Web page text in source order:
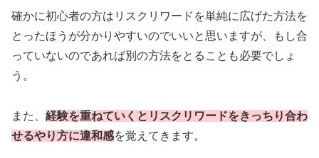
確かに初心者の方はリスクリワードを単純に広げた方法を
とったほうが分かりやすいのでいいと思いますが、もし合
っていないのであれば別の方法をとることも必要でしょ
う。
また、 経験を重ねていくとリスクリワードをきっちり合わ
せるやり方に違和感を覚えてきます。